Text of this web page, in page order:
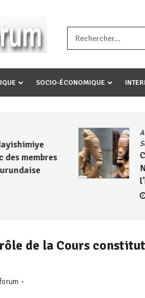
nabi ,gupfa ataco umariye
? »
SOCIO-ÉCONOMIQUE
des membres
de la Cours
-